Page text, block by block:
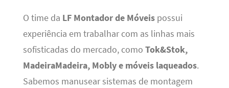
O time da LF Montador de Móveispossui
experiência em trabalhar com as linhas mais
sofisticadas do mercado, como Tok&Stok,
MadeiraMadeira, Mobly e móveis laqueados.
Sabemos manusear sistemas de montagem